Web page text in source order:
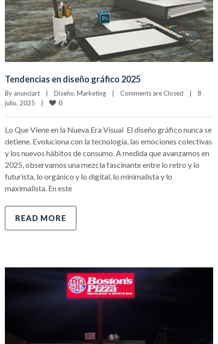
Tendencias en diseño gráfico 2025
By anunciart | Diseño, Marketing | Comments are Closed |
8
julio, 2025 | 0
Lo Que Viene en la Nueva Era Visual El diseño gráfico nunca se
detiene. Evoluciona con la tecnología, las emociones colectivas
y los nuevos hábitos de consumo. A medida que avanzamos en
2025, observamos una mezcla fascinante entre lo retro y lo
futurista, lo orgánico y lo digital, lo minimalista y lo
maximalista. En este
READ MORE